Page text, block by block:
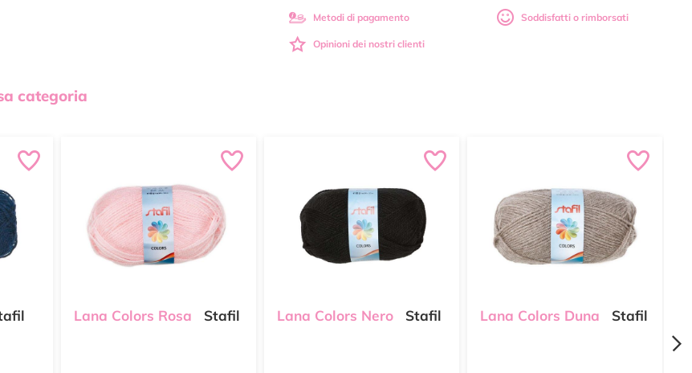
Metodi di pagamento Soddisfatti o rimborsati
Opinioni dei nostri clienti
categoria
Lana Colors Rosa Stafil Lana Colors Nero Stafil Lana Colors Duna Stafil